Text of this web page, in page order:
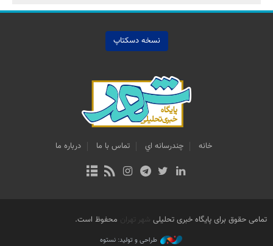
نسخه دسکتاپ
خانه چندرسانه اي تماس با ما درباره ما
تمامی حقوق برای پایگاه خبری تحلیلی شهر تهران محفوظ است.
طراحی و تولید: نستوه